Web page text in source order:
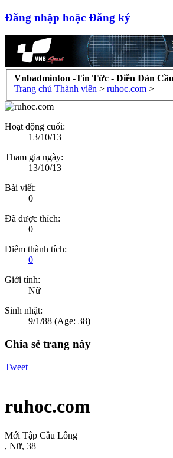
Đăng nhập hoặc Đăng ký
Vnbadminton -Tin Tức - Diễn Đàn
Trang chủ Thành viên > ruhoc.com >
Hoạt động cuối:
13/10/13
Tham gia ngày:
13/10/13
Bài viết:
0
Đã được thích:
0
Điểm thành tích:
0
Giới tính:
Nữ
Sinh nhật:
9/1/88 (Age: 38)
Chia sẻ trang này
Tweet
ruhoc.com
Mới Tập Cầu Lông
, Nữ, 38